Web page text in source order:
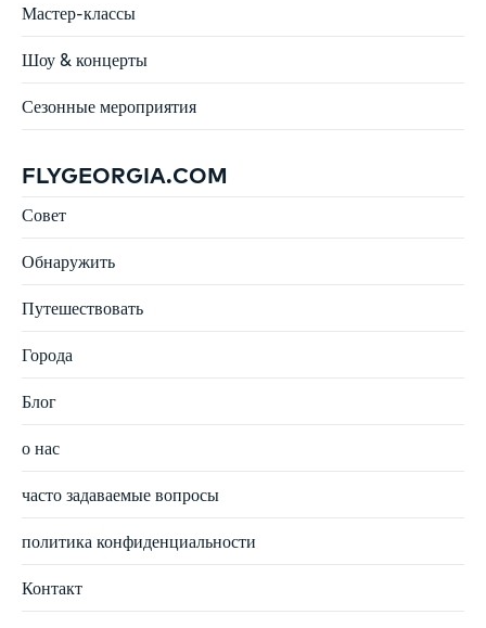
Мастер-классы
Шоу & концерты
Сезонные мероприятия
FLYGEORGIA.COM
Совет
Обнаружить
Путешествовать
Города
Блог
о нас
часто задаваемые вопросы
политика конфиденциальности
Контакт